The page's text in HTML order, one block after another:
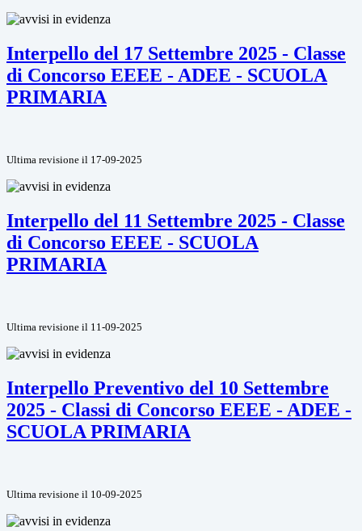
Interpello del 17 Settembre 2025 - Classe
di Concorso EEEE - ADEE - SCUOLA
PRIMARIA
Ultima revisione il 17-09-2025
Interpello del 11 Settembre 2025 - Classe
di Concorso EEEE - SCUOLA
PRIMARIA
Ultima revisione il 11-09-2025
Interpello Preventivo del 10 Settembre
2025 - Classi di Concorso EEEE - ADEE -
SCUOLA PRIMARIA
Ultima revisione il 10-09-2025